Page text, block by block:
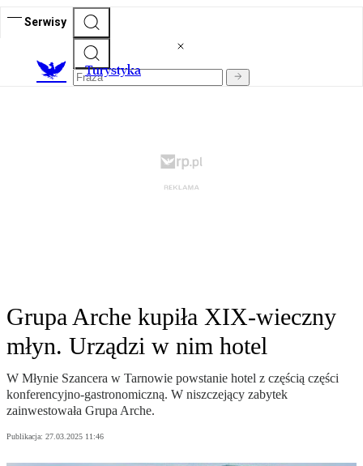
Serwisy
Turystyka
Grupa Arche kupiła XIX-wieczny
młyn. Urządzi w nim hotel
W Młynie Szancera w Tarnowie powstanie hotel z częścią części
konferencyjno-gastronomiczną. W niszczejący zabytek
zainwestowała Grupa Arche.
Publikacja: 27.03.2025 11:46